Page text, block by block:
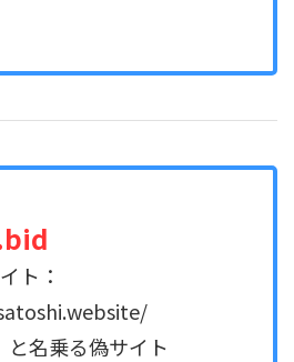
ト：
名乗る偽サイト